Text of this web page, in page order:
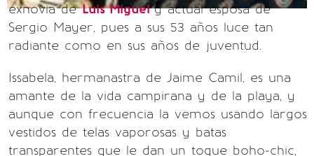
exnovia deLuis Miguely actual esposa de
Sergio Mayer, pues a sus 53 años luce tan
radiante como en sus años de juventud.
Issabela, hermanastra de Jaime Camil, es una
amante de la vida campirana y de la playa, y
aunque con frecuencia la vemos usando largos
vestidos de telas vaporosas y batas
transparentes que le dan un toque boho-chic,